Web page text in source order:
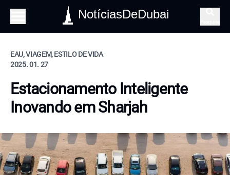
NotíciasDeDubai
EAU, VIAGEM, ESTILO DE VIDA
2025. 01. 27
Estacionamento Inteligente
Inovando em Sharjah